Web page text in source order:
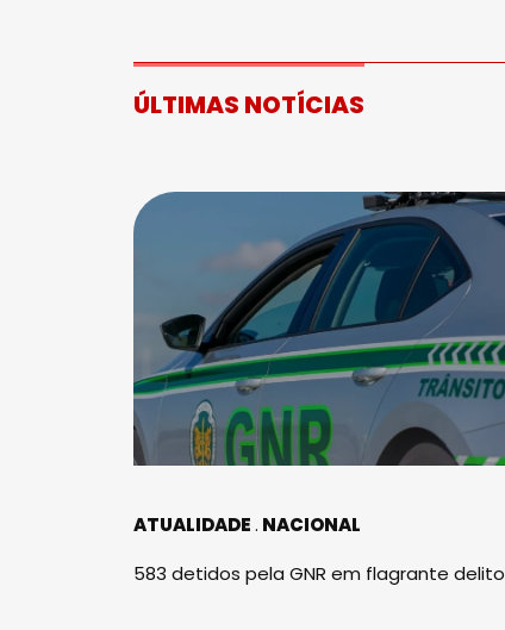
ÚLTIMAS NOTÍCIAS
ATUALIDADE NACIONAL
583 detidos pela GNR em flagrante delito